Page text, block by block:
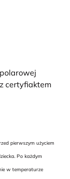
certyfiaktem
pierwszym użyciem
Po każdym
w temperaturze